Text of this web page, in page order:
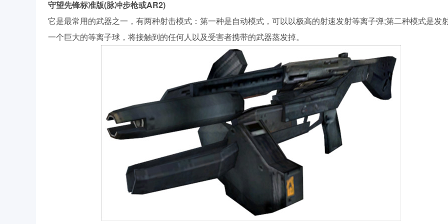
守望先锋标准版(脉冲步枪或AR2)
它是最常用的武器之一，有两种射击模式：第一种是自动模式，可以以极高的射速发射等离子弹;第二种模式是发
一个巨大的等离子球，将接触到的任何人以及受害者携带的武器蒸发掉。